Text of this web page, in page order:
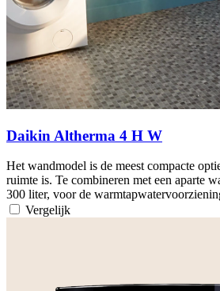
Daikin Altherma 4 H W
Het wandmodel is de meest compacte
ruimte is. Te combineren met een aparte
300 liter, voor de
Vergelijk